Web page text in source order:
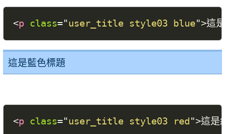
<p class="user_title style03 blue">這
這是藍色標題
<p class="user_title style03 red">這是